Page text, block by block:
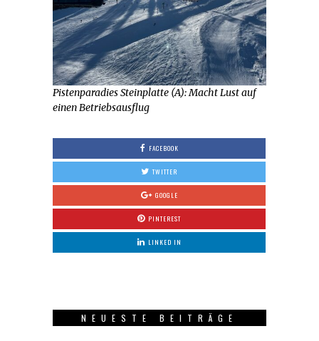
Pistenparadies Steinplatte (A): Macht Lust auf
einen Betriebsausflug
FACEBOOK
TWITTER
GOOGLE
PINTEREST
LINKED IN
NEUESTE BEITRÄGE